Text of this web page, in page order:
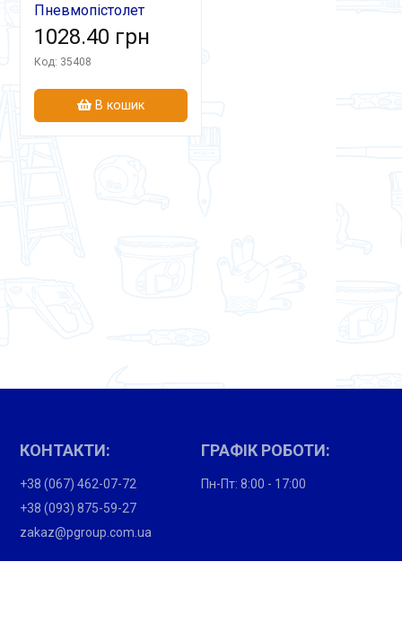
Пневмопістолет
ПЛ-970А
лакофарбовий
1028.40 грн
Код: 35408
В кошик
КОНТАКТИ:
+38 (067) 462-07-72
+38 (093) 875-59-27
zakaz@pgroup.com.ua
ГРАФІК РОБОТИ:
Пн-Пт: 8:00 - 17:00